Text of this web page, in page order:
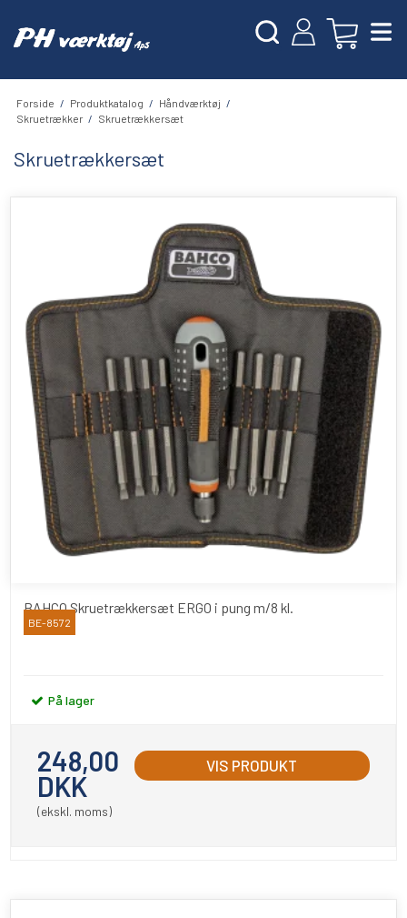
Forside / Produktkatalog / Håndværktøj /
Skruetrækker / Skruetrækkersæt
Skruetrækkersæt
BAHCO Skruetrækkersæt ERGO i pung m/8 kl.
Bahco
BE-8572
På lager
248,00
DKK
(ekskl. moms)
VIS PRODUKT